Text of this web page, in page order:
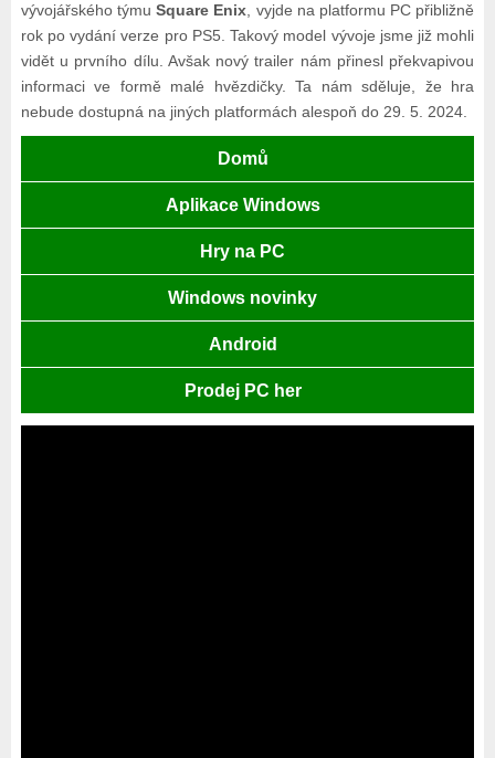
vývojářského týmuSquare Enix , vyjde na platformu PC přibližně
rok po vydání verze pro PS5. Takový model vývoje jsme již mohli
vidět u prvního dílu. Avšak nový trailer nám přinesl překvapivou
informaci ve formě malé hvězdičky. Ta nám sděluje, že hra
nebude dostupná na jiných platformách alespoň do 29. 5. 2024.
Domů
Aplikace Windows
Hry na PC
Windows novinky
Android
Prodej PC her